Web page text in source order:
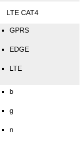
LTE CAT4
GPRS
EDGE
LTE
b
g
n